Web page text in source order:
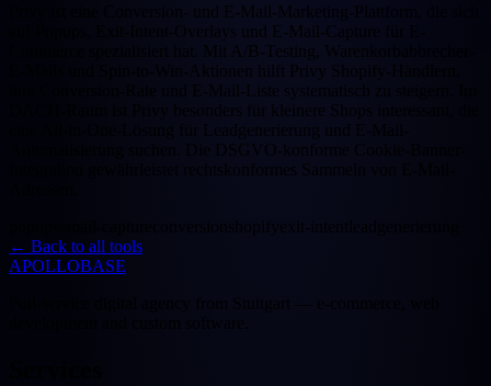
Privy ist eine Conversion- und E-Mail-Marketing-Plattform, die sich
auf Popups, Exit-Intent-Overlays und E-Mail-Capture für E-
Commerce spezialisiert hat. Mit A/B-Testing, Warenkorbabbrecher-
E-Mails und Spin-to-Win-Aktionen hilft Privy Shopify-Händlern,
ihre Conversion-Rate und E-Mail-Liste systematisch zu steigern. Im
DACH-Raum ist Privy besonders für kleinere Shops interessant, die
eine All-in-One-Lösung für Leadgenerierung und E-Mail-
Automatisierung suchen. Die DSGVO-konforme Cookie-Banner-
Integration gewährleistet rechtskonformes Sammeln von E-Mail-
shopify exit-intent
← Back to all tools
APOLLOBASE